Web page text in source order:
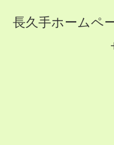
長久手ホームペ